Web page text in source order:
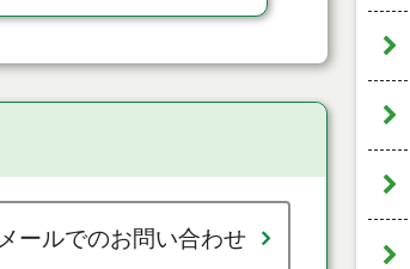
メールでのお問い合わせ